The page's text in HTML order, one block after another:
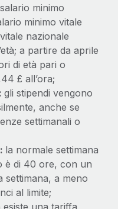
minimo
minimo vitale
nazionale
a partire da aprile
di età pari o
£ all’ora;
gli stipendi vengono
anche se
settimanali o
la normale settimana
è di 40 ore, con un
settimana, a meno
al limite;
esiste una tariffa